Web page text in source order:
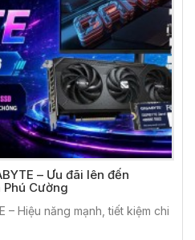
– Ưu đãi lên đến
Cường
– Hiệu năng mạnh, tiết kiệm chi